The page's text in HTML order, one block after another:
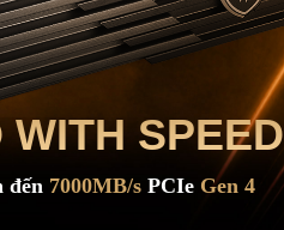
SPEED
đến 7000MB/sPCIe Gen 4